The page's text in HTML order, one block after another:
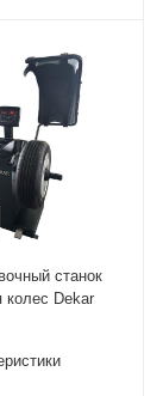
станок
колес Dekar